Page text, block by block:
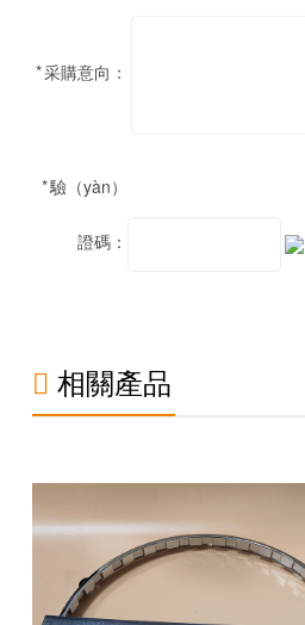
*采購意向：
*驗（yàn）
證碼：
 相關產品